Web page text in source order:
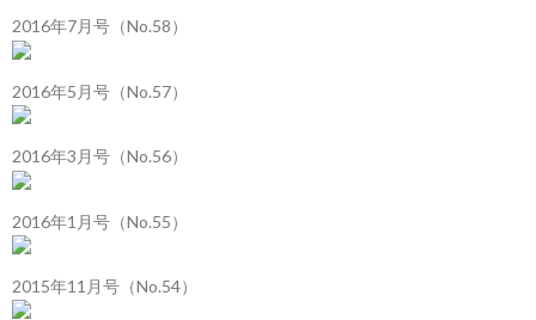
2016年7月号（No.58）
2016年5月号（No.57）
2016年3月号（No.56）
2016年1月号（No.55）
2015年11月号（No.54）